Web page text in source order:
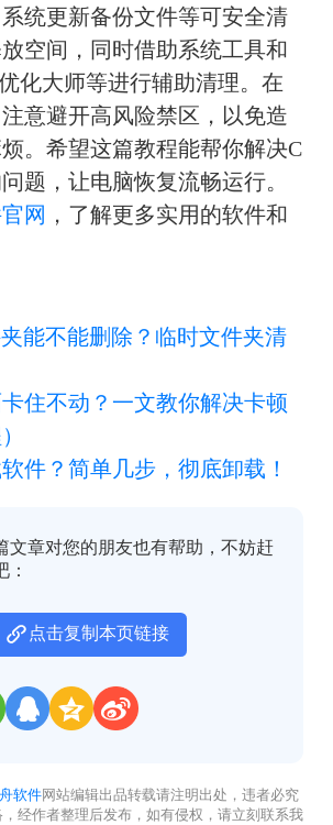
统更新备份文件等可安全清
空间，同时借助系统工具和
化大师等进行辅助清理。在
意避开高风险禁区，以免造
。希望这篇教程能帮你解决C
题，让电脑恢复流畅运行。
网 ，了解更多实用的软件和
能不能删除？临时文件夹清
住不动？一文教你解决卡顿
件？简单几步，彻底卸载！
文章对您的朋友也有帮助，不妨赶
：
点击复制本页链接
软件网站编辑出品转载请注明出处，违者必究
经作者整理后发布，如有侵权，请立刻联系我